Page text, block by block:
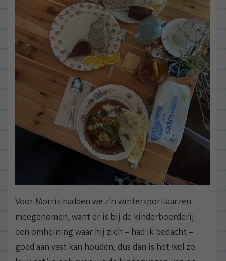
Voor Morris hadden we z’n wintersportlaarzen
meegenomen, want er is bij de kinderboerderij
een omheining waar hij zich – had ik bedacht –
goed aan vast kan houden, dus dan is het wel zo